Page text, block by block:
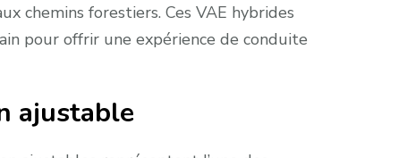
chemins forestiers. Ces VAE hybrides
pour offrir une expérience de conduite
ajustable